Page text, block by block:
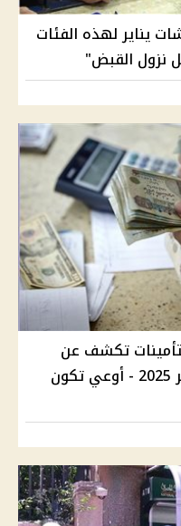
يناير لهذه الفئات
نزول القبض"
تكشف عن
حالات توقف صرف معاشات يناير 2025 - أوعي تكون